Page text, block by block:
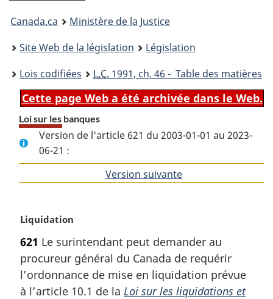
You
are
here:
Canada.ca
Ministère de la Justice
Site Web de la législation
Législation
Lois codifiées
L.C. 1991, ch. 46 - Table des matières
Cette page Web a été archivée dans le Web.
Loi sur les banques
Version de l'article 621 du 2003-01-01 au 2023-
06-21 :
Version suivante
N
t
e
m
a
Liquidation
621 Le surintendant peut demander au
procureur général du Canada de requérir
l’ordonnance de mise en liquidation prévue
à l’article 10.1 de la Loi sur les liquidations et